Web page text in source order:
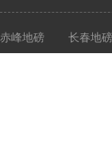
赤峰地磅 长春地磅